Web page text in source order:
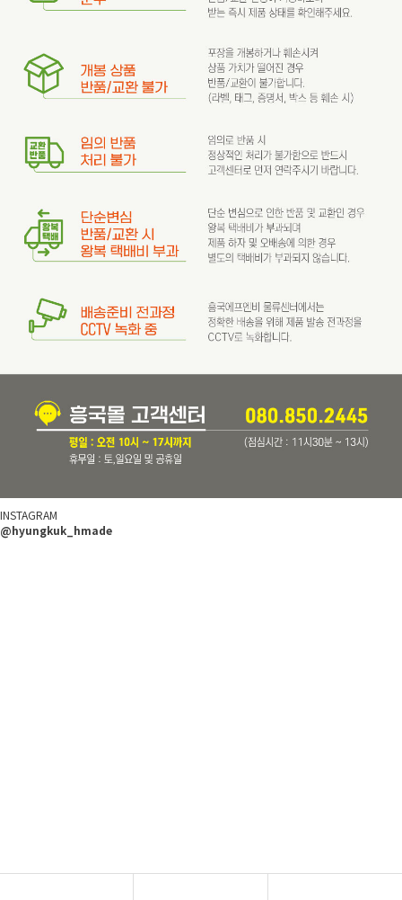
INSTAGRAM
@hyungkuk_hmade